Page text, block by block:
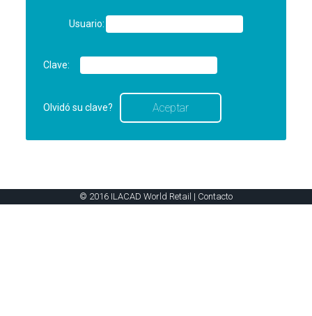
Usuario:
Clave:
Olvidó su clave?
© 2016 ILACAD World Retail | Contacto